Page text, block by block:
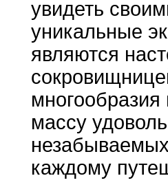
увидеть
уникальные
являются
многообразия
массу
каждому